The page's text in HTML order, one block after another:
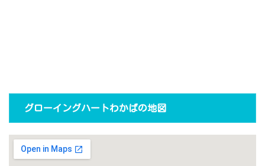
グローイングハートわかばの地図